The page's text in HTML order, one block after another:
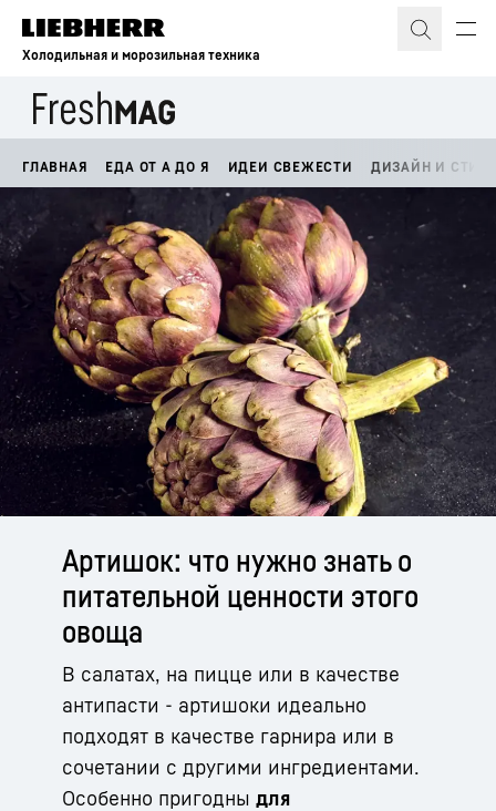
Холодильная и морозильная техника
ГЛАВНАЯ ЕДА ОТ А ДО Я ИДЕИ СВЕЖЕСТИ ДИЗАЙН И
Артишок: что нужно знать о
питательной ценности этого
овоща
В салатах, на пицце или в качестве
антипасти - артишоки идеально
подходят в качестве гарнира или в
сочетании с другими ингредиентами.
Особенно пригодны для